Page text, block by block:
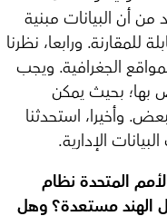
أن البيانات مبنية
للمقارنة. ورابعا، نظرنا
الجغرافية. ويجب
بها؛ بحيث يمكن
وأخيرا، استحدثنا
الإدارية.
المتحدة نظام
الهند مستعدة؟ وهل